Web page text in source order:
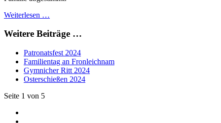
Weiterlesen …
Weitere Beiträge …
Patronatsfest 2024
Familientag an Fronleichnam
Gymnicher Ritt 2024
Osterschießen 2024
Seite 1 von 5